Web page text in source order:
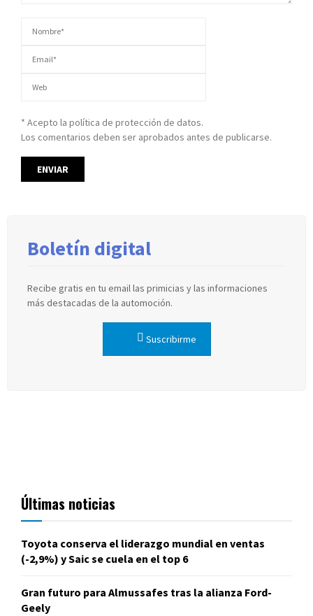
* Acepto la política de protección de datos.
Los comentarios deben ser aprobados antes de publicarse.
Boletín digital
Recibe gratis en tu email las primicias y las informaciones
más destacadas de la automoción.
Suscribirme
Últimas noticias
Toyota conserva el liderazgo mundial en ventas
(-2,9%) y Saic se cuela en el top 6
Gran futuro para Almussafes tras la alianza Ford-
Geely